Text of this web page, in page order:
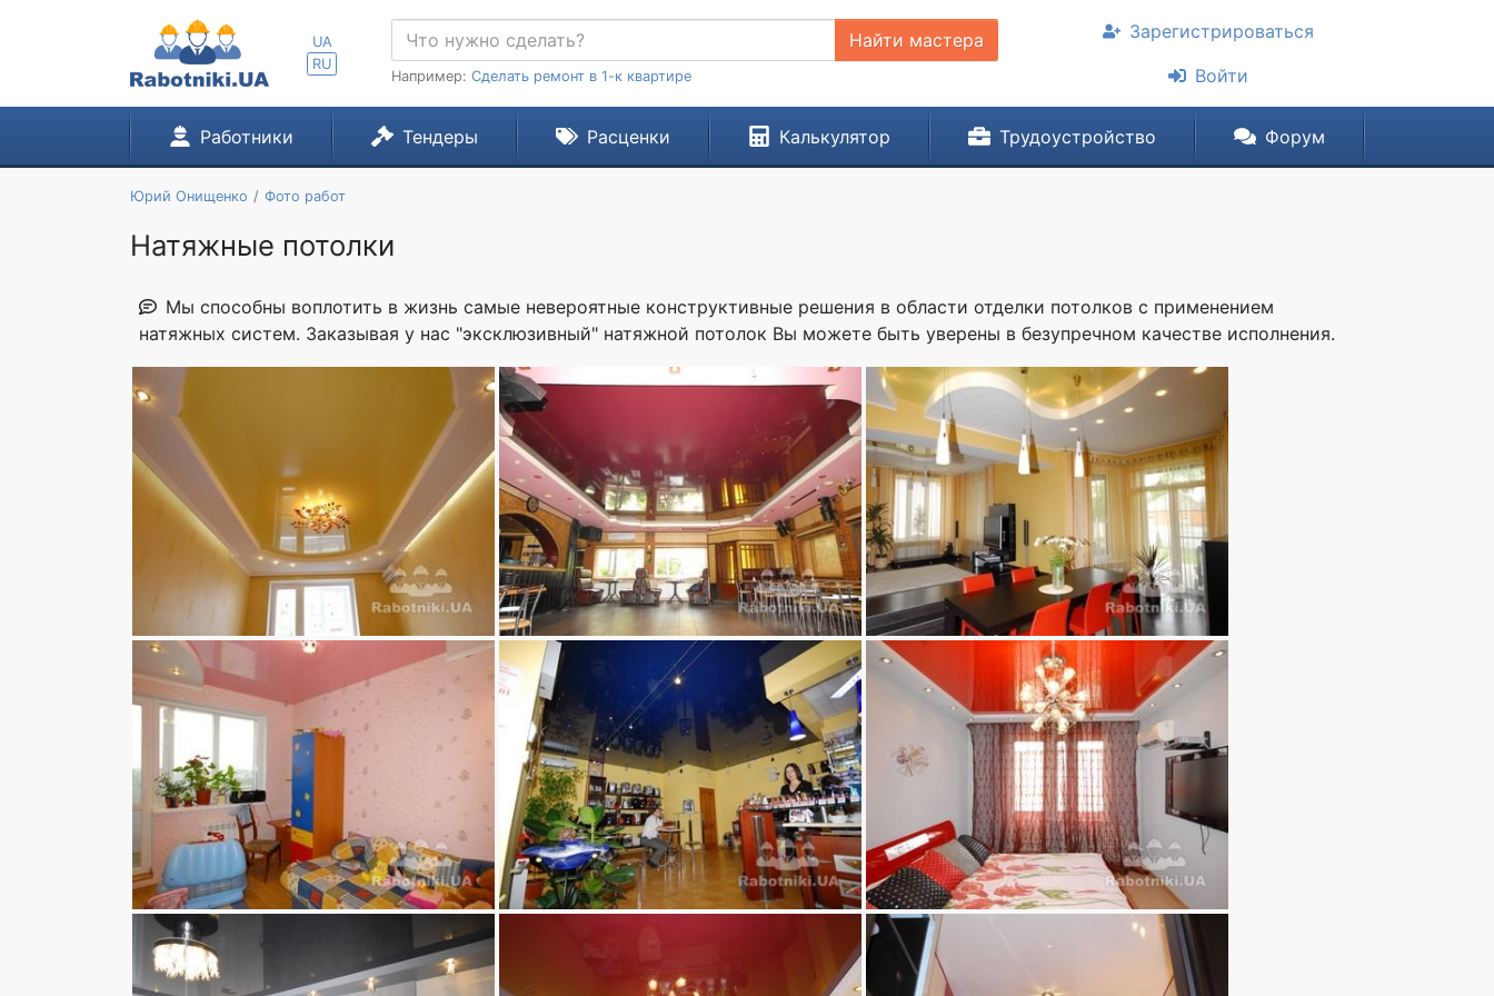
UA
RU
Найти мастера
Например: Сделать ремонт в 1-к квартире
Зарегистрироваться
Войти
Работники Тендеры Расценки Калькулятор Трудоустройство Форум
Юрий Онищенко Фото работ
Натяжные потолки
Мы способны воплотить в жизнь самые невероятные конструктивные решения в области отделки потолков с применением
натяжных систем. Заказывая у нас "эксклюзивный" натяжной потолок Вы можете быть уверены в безупречном качестве исполнения.